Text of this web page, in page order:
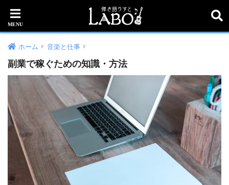
ホーム 音楽と仕事
副業で稼ぐための知識・方法